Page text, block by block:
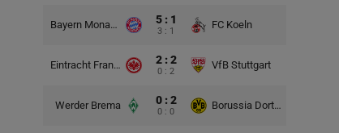
Bayern Monachium 5 : 1
3 : 1
FC Koeln
Eintracht Frankfurt 2 : 2
0 : 2
VfB Stuttgart
Werder Brema 0 : 2
0 : 0
Borussia Dortmund